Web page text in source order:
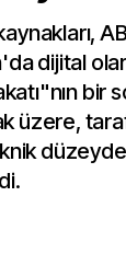
dijital
bir
üzere,